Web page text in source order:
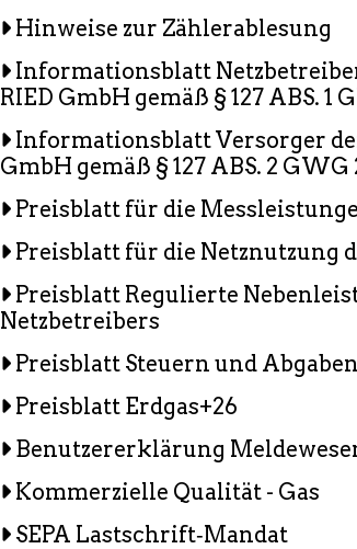
Hinweise zur Zählerablesung
Informationsblatt
RIED GmbH gemäß § 127 ABS. 1
Informationsblatt Versorger
GmbH gemäß § 127 ABS. 2 GWG
Preisblatt für die
Preisblatt für die Netznutzung
Preisblatt Regulierte
Netzbetreibers
Preisblatt Steuern und Abgaben
Preisblatt Erdgas+26
Benutzererklärung
Kommerzielle Qualität - Gas
SEPA Lastschrift‐Mandat